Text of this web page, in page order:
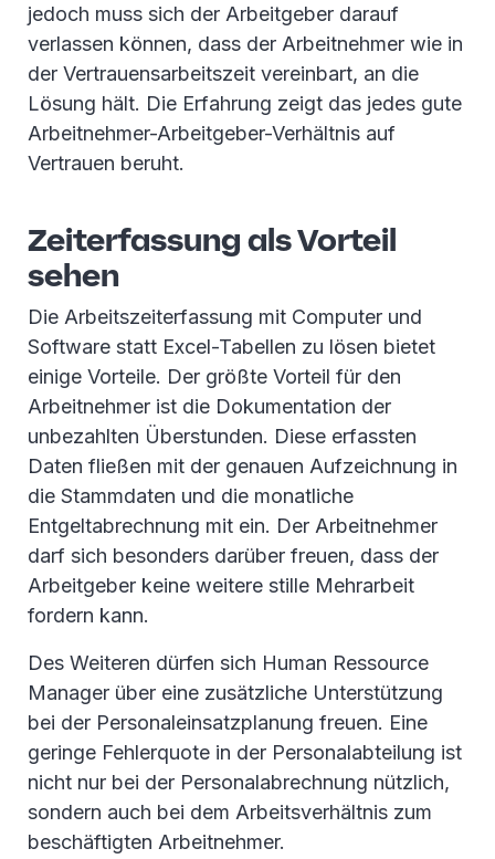
jedoch muss sich der Arbeitgeber darauf
verlassen können, dass der Arbeitnehmer wie in
der Vertrauensarbeitszeit vereinbart, an die
Lösung hält. Die Erfahrung zeigt das jedes gute
Arbeitnehmer-Arbeitgeber-Verhältnis auf
Vertrauen beruht.
Zeiterfassung als Vorteil
sehen
Die Arbeitszeiterfassung mit Computer und
Software statt Excel-Tabellen zu lösen bietet
einige Vorteile. Der größte Vorteil für den
Arbeitnehmer ist die Dokumentation der
unbezahlten Überstunden. Diese erfassten
Daten fließen mit der genauen Aufzeichnung in
die Stammdaten und die monatliche
Entgeltabrechnung mit ein. Der Arbeitnehmer
darf sich besonders darüber freuen, dass der
Arbeitgeber keine weitere stille Mehrarbeit
fordern kann.
Des Weiteren dürfen sich Human Ressource
Manager über eine zusätzliche Unterstützung
bei der Personaleinsatzplanung freuen. Eine
geringe Fehlerquote in der Personalabteilung ist
nicht nur bei der Personalabrechnung nützlich,
sondern auch bei dem Arbeitsverhältnis zum
beschäftigten Arbeitnehmer.